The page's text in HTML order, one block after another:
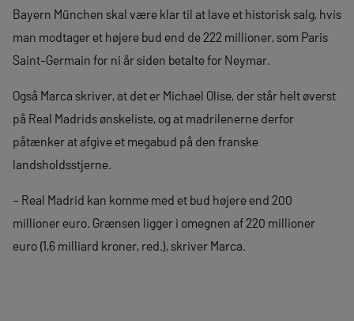
Bayern München skal være klar til at lave et historisk salg, hvis
man modtager et højere bud end de 222 millioner, som Paris
Saint-Germain for ni år siden betalte for Neymar.
Også Marca skriver, at det er Michael Olise, der står helt øverst
på Real Madrids ønskeliste, og at madrilenerne derfor
påtænker at afgive et megabud på den franske
landsholdsstjerne.
– Real Madrid kan komme med et bud højere end 200
millioner euro. Grænsen ligger i omegnen af 220 millioner
euro (1,6 milliard kroner, red.), skriver Marca.